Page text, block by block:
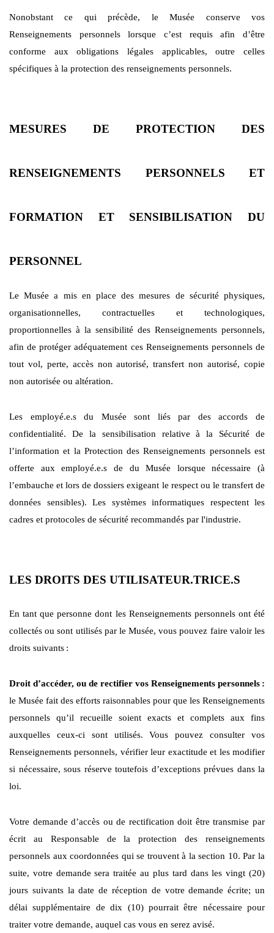
Nonobstant ce qui précède, le Musée conserve vos
Renseignements personnels lorsque c’est requis afin d’être
conforme aux obligations légales applicables, outre celles
spécifiques à la protection des renseignements personnels.
MESURES DE PROTECTION DES
RENSEIGNEMENTS PERSONNELS ET
FORMATION ET SENSIBILISATION DU
PERSONNEL
Le Musée a mis en place des mesures de sécurité physiques,
organisationnelles, contractuelles et technologiques,
proportionnelles à la sensibilité des Renseignements personnels,
afin de protéger adéquatement ces Renseignements personnels de
tout vol, perte, accès non autorisé, transfert non autorisé, copie
non autorisée ou altération.
Les employé.e.s du Musée sont liés par des accords de
confidentialité. De la sensibilisation relative à la Sécurité de
l’information et la Protection des Renseignements personnels est
offerte aux employé.e.s de du Musée lorsque nécessaire (à
l’embauche et lors de dossiers exigeant le respect ou le transfert de
données sensibles). Les systèmes informatiques respectent les
cadres et protocoles de sécurité recommandés par l'industrie.
LES DROITS DES UTILISATEUR.TRICE.S
En tant que personne dont les Renseignements personnels ont été
collectés ou sont utilisés par le Musée, vous pouvez faire valoir les
droits suivants :
Droit d’accéder, ou de rectifier vos Renseignements personnels :
le Musée fait des efforts raisonnables pour que les Renseignements
personnels qu’il recueille soient exacts et complets aux fins
auxquelles ceux-ci sont utilisés. Vous pouvez consulter vos
Renseignements personnels, vérifier leur exactitude et les modifier
si nécessaire, sous réserve toutefois d’exceptions prévues dans la
loi.
Votre demande d’accès ou de rectification doit être transmise par
écrit au Responsable de la protection des renseignements
personnels aux coordonnées qui se trouvent à la section 10. Par la
suite, votre demande sera traitée au plus tard dans les vingt (20)
jours suivants la date de réception de votre demande écrite; un
délai supplémentaire de dix (10) pourrait être nécessaire pour
traiter votre demande, auquel cas vous en serez avisé.